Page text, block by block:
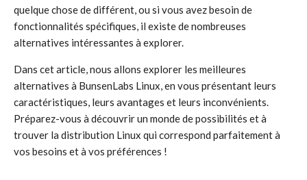
quelque chose de différent, ou si vous avez besoin de
fonctionnalités spécifiques, il existe de nombreuses
alternatives intéressantes à explorer.
Dans cet article, nous allons explorer les meilleures
alternatives à BunsenLabs Linux, en vous présentant leurs
caractéristiques, leurs avantages et leurs inconvénients.
Préparez-vous à découvrir un monde de possibilités et à
trouver la distribution Linux qui correspond parfaitement à
vos besoins et à vos préférences !